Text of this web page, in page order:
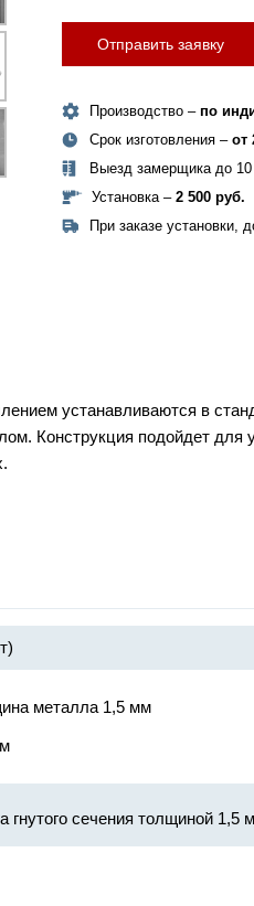
Отправить заявку
Производство – по
Срок изготовления – от
Выезд замерщика до
Установка – 2 500 руб.
При заказе установки,
устанавливаются в
Конструкция подойдет для
металла 1,5 мм
гнутого сечения толщиной 1,5